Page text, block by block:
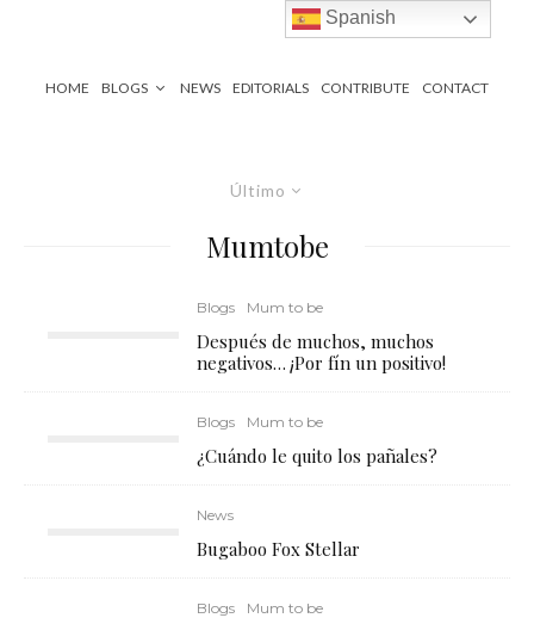
HOME BLOGS NEWS EDITORIALS CONTRIBUTE CONTACT
Último
Mumtobe
Blogs Mum to be
Después de muchos, muchos
negativos… ¡Por fín un positivo!
Blogs Mum to be
¿Cuándo le quito los pañales?
News
Bugaboo Fox Stellar
Blogs Mum to be
Spanish